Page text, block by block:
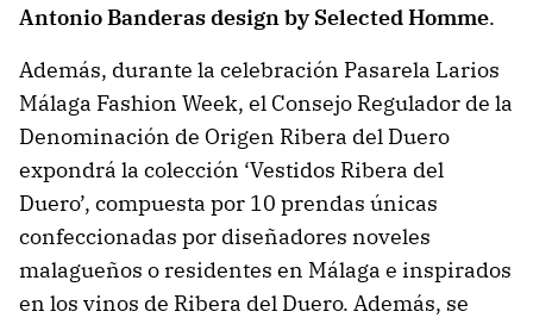
Antonio Banderas design by Selected Homme.
Además, durante la celebración Pasarela Larios
Málaga Fashion Week, el Consejo Regulador de la
Denominación de Origen Ribera del Duero
expondrá la colección ‘Vestidos Ribera del
Duero’, compuesta por 10 prendas únicas
confeccionadas por diseñadores noveles
malagueños o residentes en Málaga e inspirados
en los vinos de Ribera del Duero. Además, se